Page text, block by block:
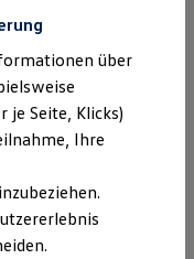
Stein-
Köln: HRB 38502
über
je Seite, Klicks)
Ihre